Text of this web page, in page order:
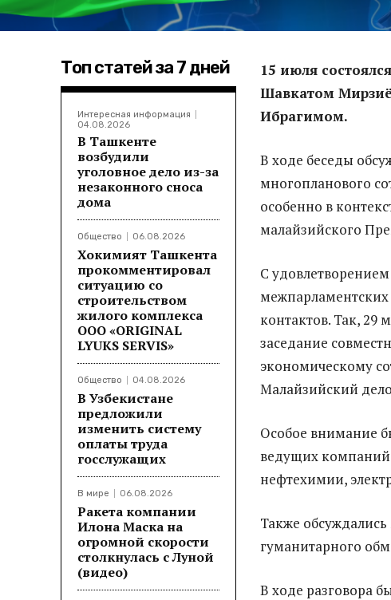
Топ статей за 7 дней
Интересная информация
04.08.2026
В Ташкенте
возбудили
уголовное дело из-за
незаконного сноса
дома
Общество 06.08.2026
Хокимият Ташкента
прокомментировал
ситуацию со
строительством
жилого комплекса
ООО «ORIGINAL
LYUKS SERVIS»
Общество 04.08.2026
В Узбекистане
предложили
изменить систему
оплаты труда
госслужащих
В мире 06.08.2026
Ракета компании
Илона Маска на
огромной скорости
столкнулась с Луной
(видео)
15 июля
Шавкатом
Ибрагимом.
В ходе беседы
многопланового
особенно в
малайзийского
С
межпарламентских
контактов. Так, 29
заседание
экономическому
Малайзийский
Особое внимание
ведущих компаний
нефтехимии,
Также
гуманитарного
В ходе разговора